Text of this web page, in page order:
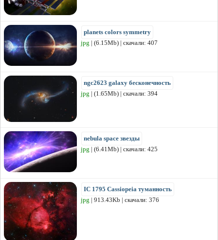
planets colors symmetry
jpg | (6.15Mb) | скачали: 407
ngc2623 galaxy бесконечность
jpg | (1.65Mb) | скачали: 394
nebula space звезды
jpg | (6.41Mb) | скачали: 425
IC 1795 Cassiopeia туманность
jpg | 913.43Kb | скачали: 376